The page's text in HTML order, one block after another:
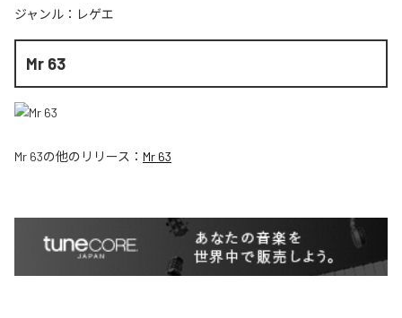
ジャンル： レゲエ
Mr 63
Mr 63の他のリリース： Mr 63